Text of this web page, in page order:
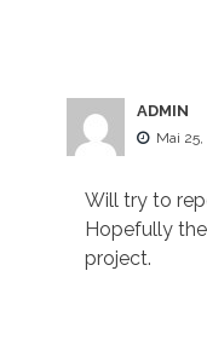
ADMIN
Mai 25,
Will try to
Hopefully
project.